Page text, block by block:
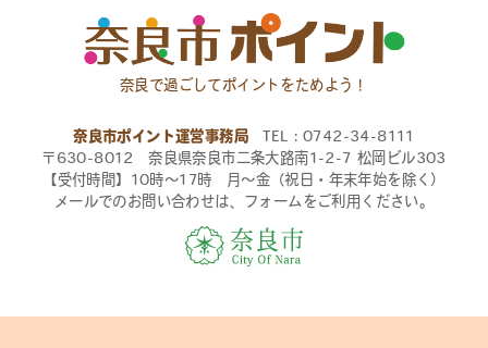
奈良で過ごしてポイントをためよう！
奈良市ポイント運営事務局 TEL：0742-34-8111
〒630-8012 奈良県奈良市二条大路南1-2-7 松岡ビル303
【受付時間】10時〜17時 月〜金（祝日・年末年始を除く）
メールでのお問い合わせは、フォームをご利用ください。